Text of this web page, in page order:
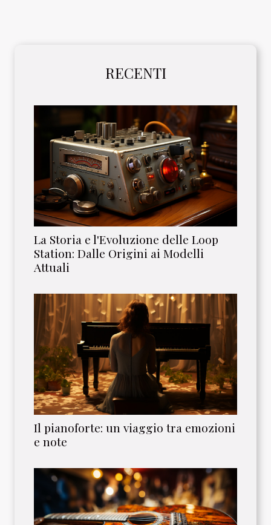
RECENTI
La Storia e l'Evoluzione delle Loop
Station: Dalle Origini ai Modelli
Attuali
Il pianoforte: un viaggio tra emozioni
e note